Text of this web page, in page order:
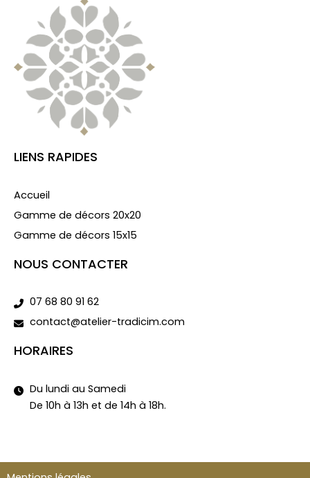
LIENS RAPIDES
Accueil
Gamme de décors 20x20
Gamme de décors 15x15
NOUS CONTACTER
07 68 80 91 62
contact@atelier-tradicim.com
HORAIRES
Du lundi au Samedi
De 10h à 13h et de 14h à 18h.